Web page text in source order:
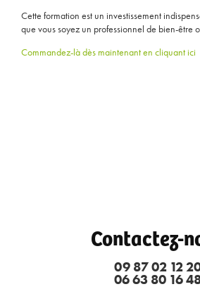
Cette formation est un investissement
que vous soyez un professionnel de bien-être
Commandez-là dès maintenant en cliquant ici
Contactez-
09 87 02 12
06 63 80 16